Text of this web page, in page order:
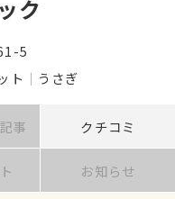
ク
5
ト うさぎ
事 クチコミ
お知らせ